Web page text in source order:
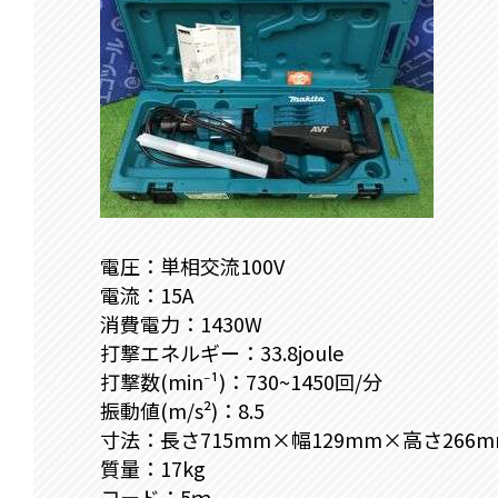
電圧：単相交流100V
電流：15A
消費電力：1430W
打撃エネルギー：33.8joule
打撃数(min⁻¹)：730~1450回/分
振動値(m/s²)：8.5
寸法：長さ715mm×幅129mm×高さ
質量：17kg